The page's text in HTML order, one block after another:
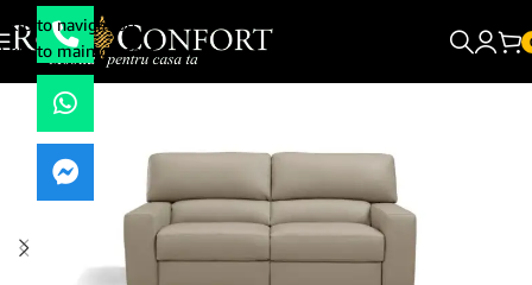
Skip to navigation
Skip to main content